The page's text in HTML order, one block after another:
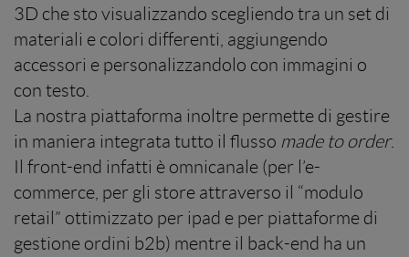
3D che sto visualizzando scegliendo tra un set di
materiali e colori differenti, aggiungendo
accessori e personalizzandolo con immagini o
con testo.
La nostra piattaforma inoltre permette di gestire
in maniera integrata tutto il flusso made to order.
Il front-end infatti è omnicanale (per l’e-
commerce, per gli store attraverso il “modulo
retail” ottimizzato per ipad e per piattaforme di
gestione ordini b2b) mentre il back-end ha un